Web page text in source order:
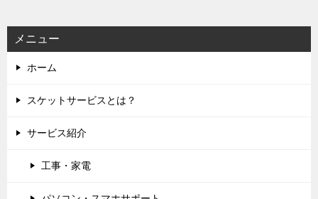
ンメニュー
ホーム
スケットサービスとは？
サービス紹介
工事・家電